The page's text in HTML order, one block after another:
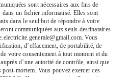
sont nécessaires aux fins de
dans un fichier informatisé. Elles sont
dans le seul but de répondre à votre
communiquées aux seuls destinataires
Vous
d’effacement, de portabilité, de
votre consentement à tout moment et du
d’une autorité de contrôle, ainsi que
mortem. Vous pouvez exercer ces